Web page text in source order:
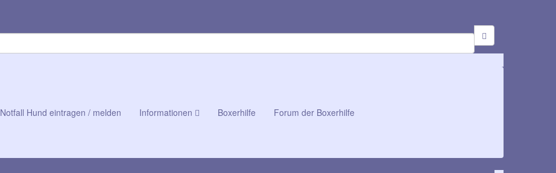
Notfall Hund eintragen / melden Informationen Boxerhilfe Forum der Boxerhilfe